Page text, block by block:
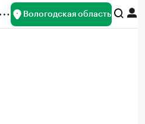
Вологодская область